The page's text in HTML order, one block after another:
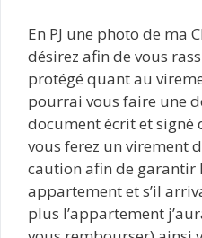
En PJ une photo de ma
désirez afin de vous
protégé quant au
pourrai vous faire une
document écrit et
vous ferez un virement
caution afin de garantir
appartement et s’il
plus l’appartement